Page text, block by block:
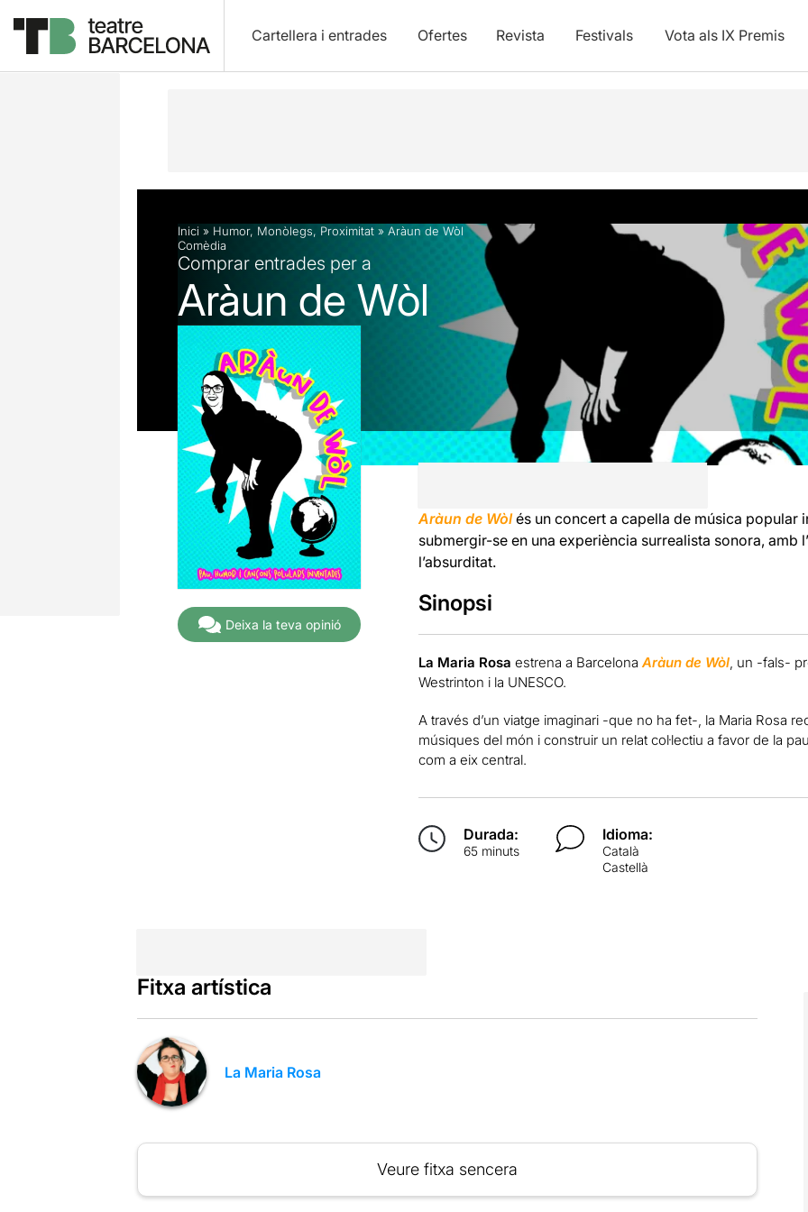
Cartellera i entrades Ofertes Revista Festivals Vota als IX Premis
Descripció Fitxa artística Fotos i vídeos
Inici » Humor, Monòlegs, Proximitat » Aràun de Wòl
Comèdia
Comprar entrades per a
Aràun de Wòl
Deixa la teva opinió
Aràun de Wòl és un concert a capella de música popular
submergir-se en una experiència surrealista sonora, amb
l’absurditat.
Sinopsi
La Maria Rosa estrena a BarcelonaAràun de Wòl, un -fals-
Westrinton i la UNESCO.
A través d’un viatge imaginari -que no ha fet-, la Maria Rosa
músiques del món i construir un relat col·lectiu a favor de la
com a eix central.
Durada:
65 minuts
Idioma:
Català
Castellà
Fitxa artística
La Maria Rosa
Veure fitxa sencera